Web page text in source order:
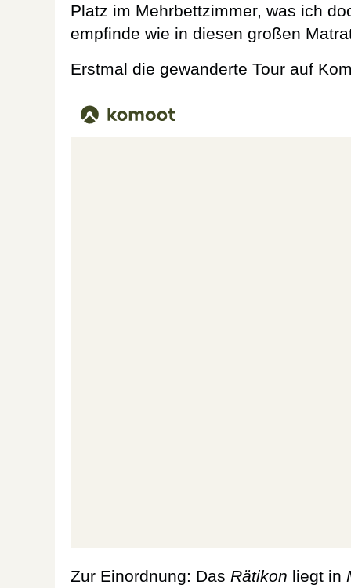
Platz im Mehrbettzimmer, was ich
empfinde wie in diesen großen
Erstmal die gewanderte Tour auf
Zur Einordnung: Das Rätikon liegt in